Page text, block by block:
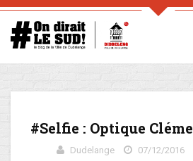
#Selfie : Optique
Dudelange 07/12/2016